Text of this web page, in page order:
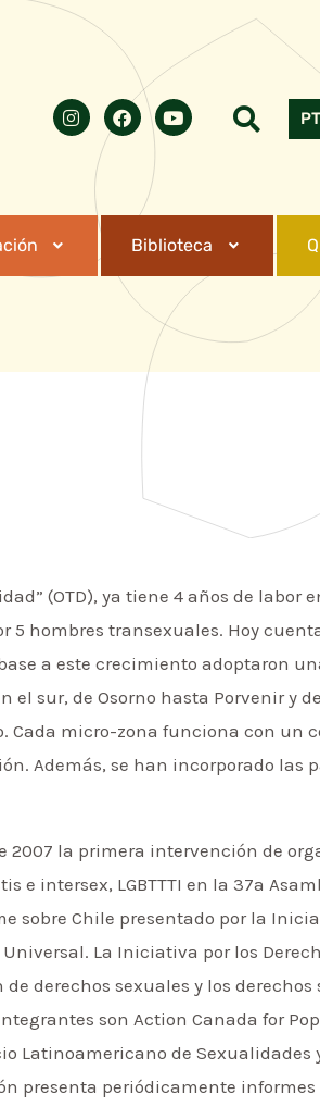
PT
Biblioteca
(OTD), ya tiene 4 años de labor
hombres transexuales. Hoy
a este crecimiento adoptaron
sur, de Osorno hasta Porvenir y
Cada micro-zona funciona con un
Además, se han incorporado las
2007 la primera intervención de
intersex, LGBTTTI en la 37a
sobre Chile presentado por la
La Iniciativa por los
derechos sexuales y los derechos
son Action Canada for
Latinoamericano de Sexualidades
presenta periódicamente informes